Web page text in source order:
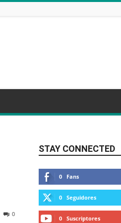
0
STAY CONNECTED
0 Fans
0 Seguidores
0 Suscriptores